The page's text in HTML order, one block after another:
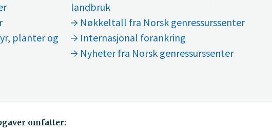
landbruk
Nøkkeltall fra Norsk genressurssenter
Internasjonal forankring
Nyheter fra Norsk genressurssenter
omfatter: